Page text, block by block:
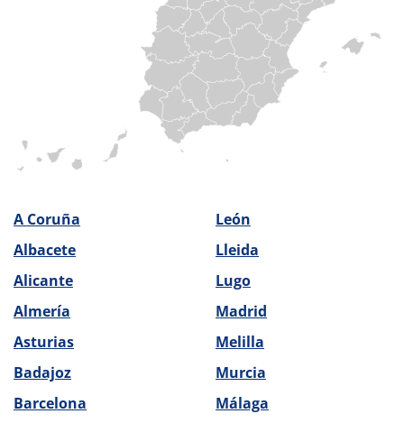
A Coruña
Albacete
Alicante
Almería
Asturias
Badajoz
Barcelona
León
Lleida
Lugo
Madrid
Melilla
Murcia
Málaga